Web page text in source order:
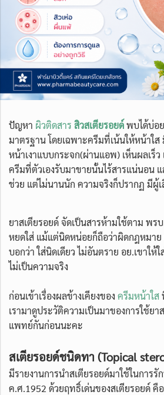
ปัญหา ผิวติดสาร สิวสเตียรอยด์พบได้บ่อ
มาตรฐาน โดยเฉพาะครีมที่เน้นให้หน้าใ
หน้าเงาแบบกระจก​(ผ่านแอพ) เห็นผลเร็
ครีมที่ตัวเองรับมาขายนั้นไร้สารแน่นอน
ช่วย แต่ไม่นานนัก ความจริงก็ปรากฏ มีผู้
ยาสเตียรอยด์ จัดเป็นสารห้ามใช้ตาม พร
หยดใส่ แม้แต่นิดหน่อยก็ถือว่าผิดกฎหมาย
บอกว่า ใส่นิดเดียว ไม่อันตราย อย.เขาให้
ไม่เป็นความจริง
ก่อนเข้าเรื่องผลข้างเคียงของ ครีมหน้าใส
เรามาดูประวัติความเป็นมาของการใช้ยา
แพทย์กันก่อนนะคะ
สเตียรอยด์ชนิดทา (Topical
มีรายงานการนำสเตียรอยด์มาใช้ในการ
ค.ศ.1952 ด้วยฤทธิ์เด่นของสเตียรอยด์ คือ